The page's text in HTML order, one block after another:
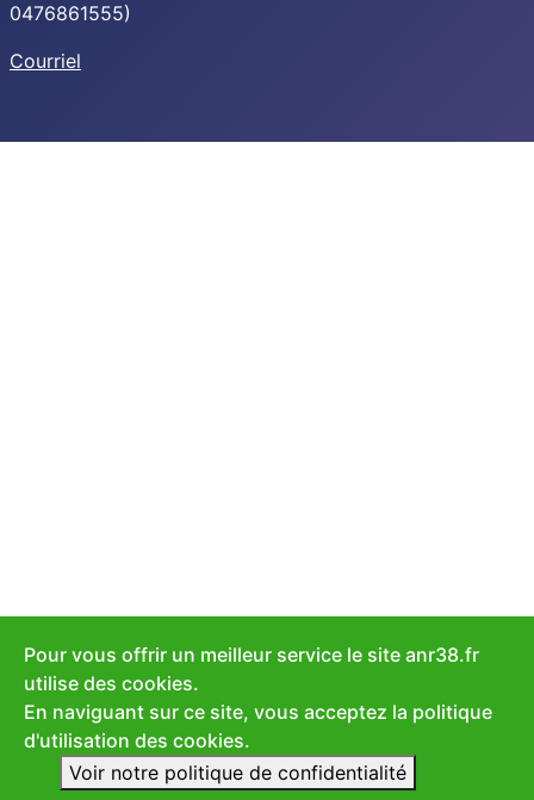
0476861555)
Courriel
Pour vous offrir un meilleur service le site anr38.fr
utilise des cookies.
En naviguant sur ce site, vous acceptez la politique
d'utilisation des cookies.
Voir notre politique de confidentialité